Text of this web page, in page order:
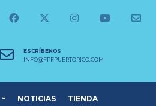
ESCRÍBENOS
INFO@FPFPUERTORICO.COM
NOTICIAS TIENDA